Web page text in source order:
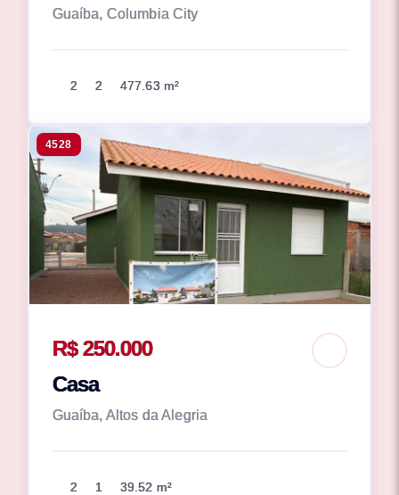
Guaíba, Columbia City
2 2 477.63 m²
4528
R$ 250.000
Casa
Guaíba, Altos da Alegria
2 1 39.52 m²